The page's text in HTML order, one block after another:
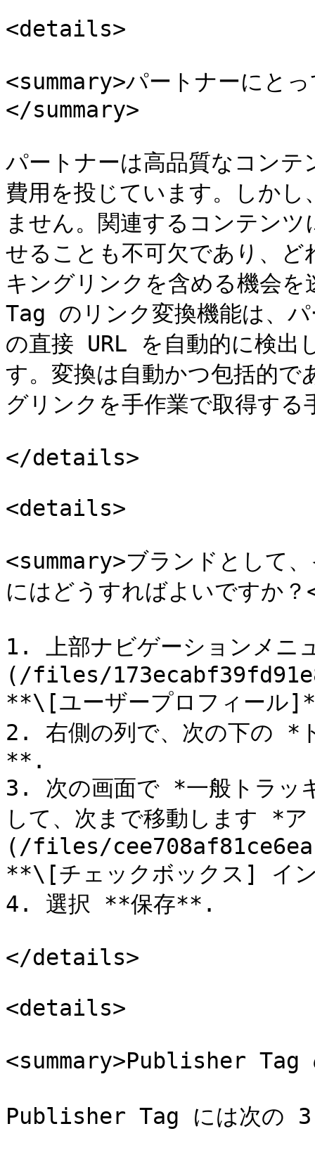
<details>
<summary>パートナーにと
</summary>
パートナーは高品質なコン
費用を投じています。しか
ません。関連するコンテン
せることも不可欠であり、
キングリンクを含める機会
Tag のリンク変換機能は、
の直接 URL を自動的に検出
す。変換は自動かつ包括的
グリンクを手作業で取得す
</details>
<details>
<summary>ブランドとして
にはどうすればよいですか
1. 上部ナビゲーションメ
(/files/
**\[ユーザープロフィー
2. 右側の列で、次の下の *
**.
3. 次の画面で *一般トラッ
して、次まで移動します *
(/files/
**\[チェックボックス] イ
4. 選択 **保存**.
</details>
<details>
<summary>Publisher Tag
Publisher Tag には次の 3